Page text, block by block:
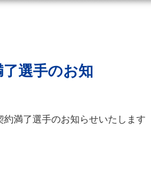
了選手のお知
約満了選手のお知らせいたします